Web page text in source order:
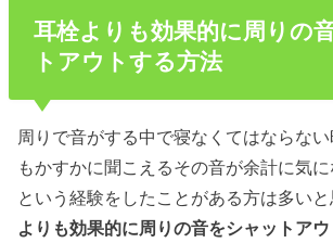
耳栓よりも効果的に周りの
トアウトする方法
周りで音がする中で寝なくてはならな
もかすかに聞こえるその音が余計に気
という経験をしたことがある方は多い
よりも効果的に周りの音をシャットア